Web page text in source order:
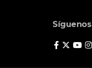
Síguenos